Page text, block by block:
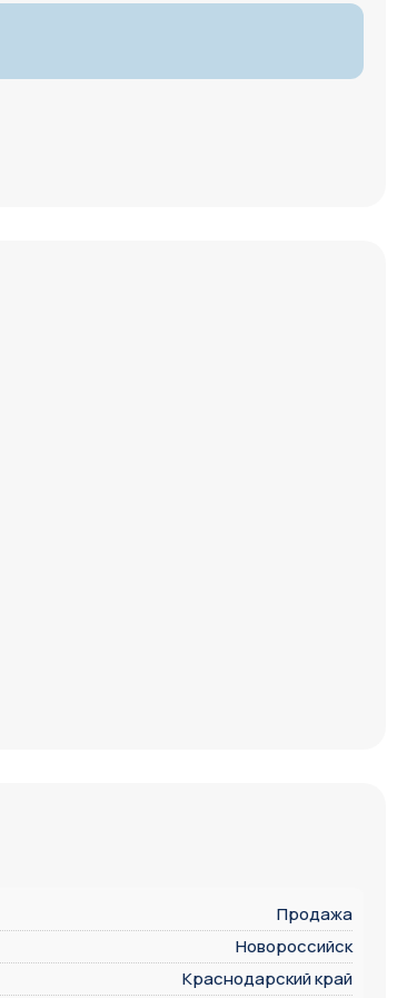
Продажа
Новороссийск
Краснодарский край